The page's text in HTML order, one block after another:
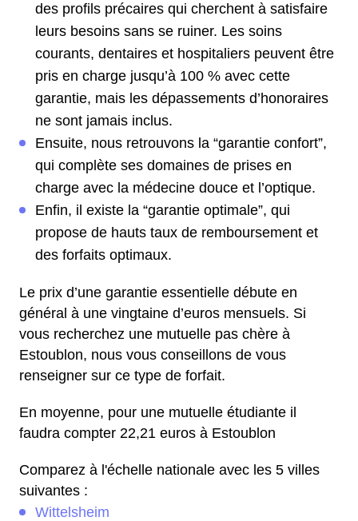
des profils précaires qui cherchent à satisfaire
leurs besoins sans se ruiner. Les soins
courants, dentaires et hospitaliers peuvent être
pris en charge jusqu’à 100 % avec cette
garantie, mais les dépassements d’honoraires
ne sont jamais inclus.
Ensuite, nous retrouvons la “garantie confort”,
qui complète ses domaines de prises en
charge avec la médecine douce et l’optique.
Enfin, il existe la “garantie optimale”, qui
propose de hauts taux de remboursement et
des forfaits optimaux.
Le prix d’une garantie essentielle débute en
général à une vingtaine d’euros mensuels. Si
vous recherchez une mutuelle pas chère à
Estoublon, nous vous conseillons de vous
renseigner sur ce type de forfait.
En moyenne, pour une mutuelle étudiante il
faudra compter 22,21 euros à Estoublon
Comparez à l'échelle nationale avec les 5 villes
suivantes :
Wittelsheim